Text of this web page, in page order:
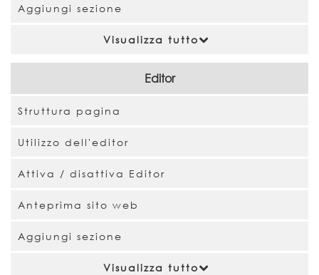
Aggiungi sezione
Visualizza tutto
Editor
Struttura pagina
Utilizzo dell'editor
Attiva / disattiva Editor
Anteprima sito web
Aggiungi sezione
Visualizza tutto